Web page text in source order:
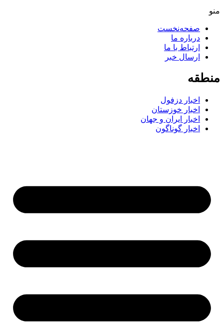
منو
صفحه‌نخست
درباره ما
ارتباط با ما
ارسال خبر
منطقه
اخبار دزفول
اخبار خوزستان
اخبار ایران و جهان
اخبار گوناگون